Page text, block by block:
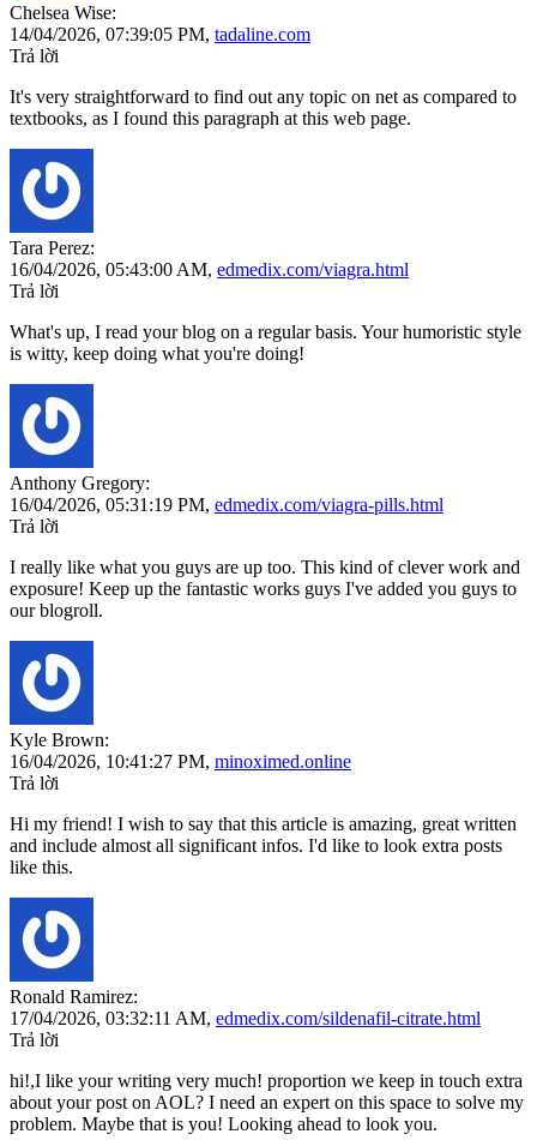
Chelsea Wise:
14/04/2026, 07:39:05 PM, tadaline.com
Trả lời
It's very straightforward to find out any topic on net as compared to
textbooks, as I found this paragraph at this web page.
Tara Perez:
16/04/2026, 05:43:00 AM, edmedix.com/viagra.html
Trả lời
What's up, I read your blog on a regular basis. Your humoristic style
is witty, keep doing what you're doing!
Anthony Gregory:
16/04/2026, 05:31:19 PM, edmedix.com/viagra-pills.html
Trả lời
I really like what you guys are up too. This kind of clever work and
exposure! Keep up the fantastic works guys I've added you guys to
our blogroll.
Kyle Brown:
16/04/2026, 10:41:27 PM, minoximed.online
Trả lời
Hi my friend! I wish to say that this article is amazing, great written
and include almost all significant infos. I'd like to look extra posts
like this.
Ronald Ramirez:
17/04/2026, 03:32:11 AM, edmedix.com/sildenafil-citrate.html
Trả lời
hi!,I like your writing very much! proportion we keep in touch extra
about your post on AOL? I need an expert on this space to solve my
problem. Maybe that is you! Looking ahead to look you.